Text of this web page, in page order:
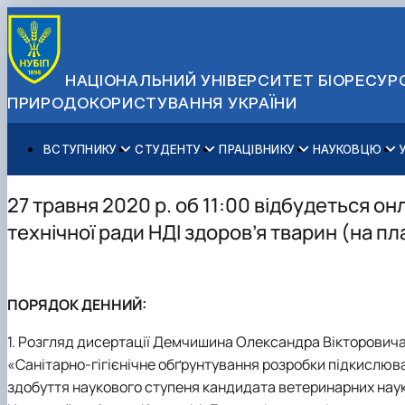
НАЦІОНАЛЬНИЙ УНІВЕРСИТЕТ
ПРИРОДОКОРИСТУВАННЯ УКРАЇНИ
ВСТУПНИКУ
Вступ до НУБіП України 2026
Приймальна комісія
Правила прийому
Для осіб з тимчасово окупованих територій
Для іноземців / For foreigners
СТУДЕНТУ
Навчання
Додаткова освіта
Позанавчальна діяльність
Студентське самоврядування
ПРАЦІВНИКУ
Освітній процес
Міжнародна діяльність
Довідкова інформація
Профспілкова організація
НАУКОВЦЮ
Наукова діяльність
Аспіранту / Докторанту
Захисти дисертацій
Законодавче та нормативне забезпечення
Наукові видання
Управління і самоврядування
Загальна інформація
Офіційні документи
Стратегія розвитку на період 2026-2030рр.
Офіційна символіка
Гендерна радниця
Контактна інформація
27 травня 2020 р. об 11:00 відбудеться
технічної ради НДІ здоров’я тварин (на
ПОРЯДОК ДЕННИЙ:
1. Розгляд дисертації Демчишина Олександра
«Санітарно-гігієнічне обґрунтування розробки
здобуття наукового ступеня кандидата ветеринарних